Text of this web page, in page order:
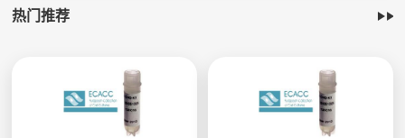
热门推荐